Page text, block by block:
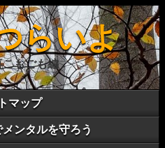
らいよ
こもごも編
マップ
ンタルを守ろう